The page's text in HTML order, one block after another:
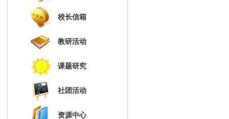
校长信箱
教研活动
课题研究
社团活动
资源中心